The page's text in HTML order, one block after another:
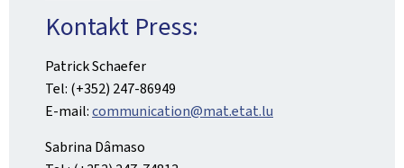
Kontakt Press:
Patrick Schaefer
Tel: (+352) 247-86949
E-mail:communication@mat.etat.lu
Sabrina Dâmaso